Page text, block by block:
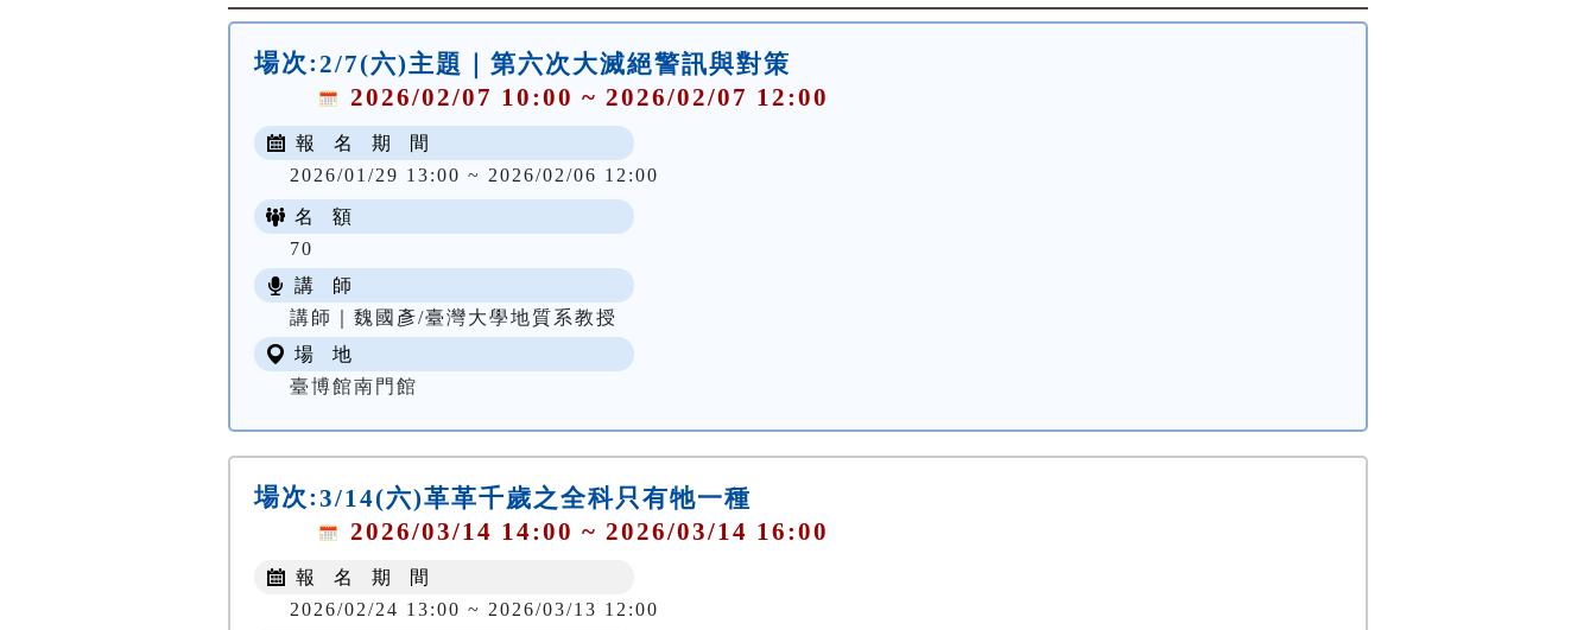
場次:2/7(六)主題｜第六次大滅絕警訊與對策
2026/02/07 10:00 ~ 2026/02/07 12:00
報 名 期 間
2026/01/29 13:00 ~ 2026/02/06 12:00
名 額
70
講 師
講師｜魏國彥/臺灣大學地質系教授
場 地
臺博館南門館
場次:3/14(六)革革千歲之全科只有牠一種
2026/03/14 14:00 ~ 2026/03/14 16:00
報 名 期 間
2026/02/24 13:00 ~ 2026/03/13 12:00